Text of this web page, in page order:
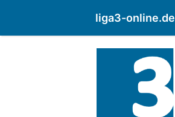
liga3-online.de